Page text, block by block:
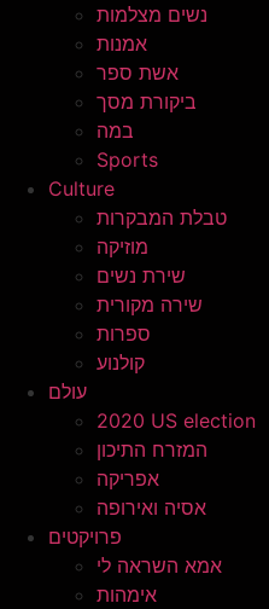
נשים מצלמות
אמנות
אשת ספר
ביקורת מסך
במה
Sports
Culture
טבלת המבקרות
מוזיקה
שירת נשים
שירה מקורית
ספרות
קולנוע
עולם
2020 US election
המזרח התיכון
אפריקה
אסיה ואירופה
פרויקטים
אמא השראה לי
אימהות